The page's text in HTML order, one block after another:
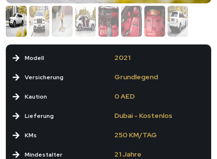
Modell
Versicherung
Kaution
2021
Grundlegend
0 AED
Lieferung
KMs
Mindestalter
Dubai - Kostenlos
250 KM/TAG
21 Jahre